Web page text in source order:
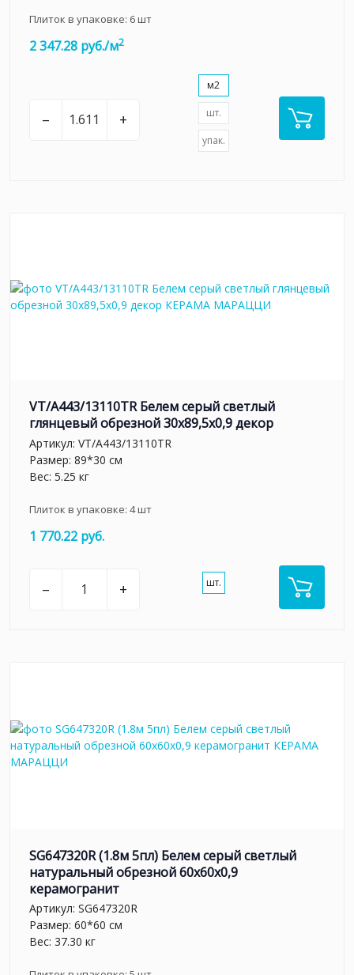
Плиток в упаковке: 6шт
2 347.28 руб./м2
– +
м2
шт.
упак.
VT/A443/13110TR Белем серый светлый
глянцевый обрезной 30x89,5х0,9 декор
Артикул: VT/A443/13110TR
Размер: 89*30 см
Вес: 5.25 кг
Плиток в упаковке: 4шт
1 770.22 руб.
– + шт.
SG647320R (1.8м 5пл) Белем серый светлый
натуральный обрезной 60x60x0,9
керамогранит
Артикул: SG647320R
Размер: 60*60 см
Вес: 37.30 кг